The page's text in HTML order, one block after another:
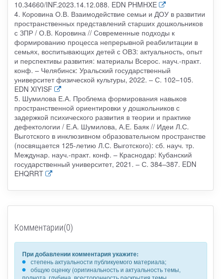
10.34660/INF.2023.14.12.088. EDN PHMHXE
4. Коровина О.В. Взаимодействие семьи и ДОУ в развитии
пространственных представлений старших дошкольников
с ЗПР / О.В. Коровина // Современные подходы к
формированию процесса непрерывной реабилитации в
семьях, воспитывающих детей с ОВЗ: актуальность, опыт
и перспективы развития: материалы Всерос. науч.-практ.
конф. – Челябинск: Уральский государственный
университет физической культуры, 2022. – С. 102–105.
EDN XIYISF
5. Шумилова Е.А. Проблема формирования навыков
пространственной ориентировки у дошкольников с
задержкой психического развития в теории и практике
дефектологии / Е.А. Шумилова, А.Е. Баяк // Идеи Л.С.
Выготского в инклюзивном образовательном пространстве
(посвящается 125-летию Л.С. Выготского): сб. науч. тр.
Междунар. науч.-практ. конф. – Краснодар: Кубанский
государственный университет, 2021. – С. 384–387. EDN
EHQRRT
Комментарии(0)
При добавлении комментария укажите:
степень актуальности публикуемого материала;
общую оценку (оригинальность и актуальность темы,